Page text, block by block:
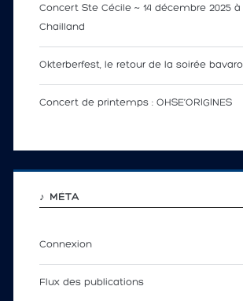
Concert Ste Cécile ~ 14 décembre 2025 à
Chailland
Okterberfest, le retour de la soirée
Concert de printemps : OHSE’ORIGINES
♪ MÉTA
Connexion
Flux des publications